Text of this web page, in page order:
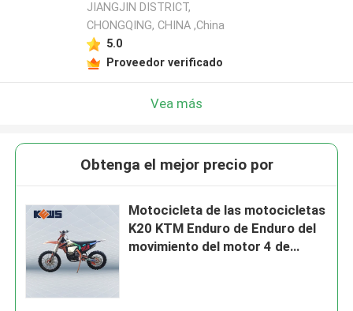
JIANGJIN DISTRICT,
CHONGQING, CHINA ,China
5.0
Proveedor verificado
Vea más
Obtenga el mejor precio por
Motocicleta de las motocicletas
K20 KTM Enduro de Enduro del
movimiento del motor 4 de